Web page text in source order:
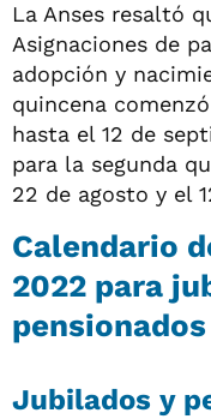
La Anses resaltó
Asignaciones de
adopción y
quincena
hasta el 12 de
para la segunda
22 de agosto y el
Calendario
2022 para
pensionados
Jubilados y